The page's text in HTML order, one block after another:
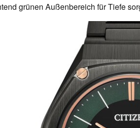
grünen Außenbereich für Tiefe